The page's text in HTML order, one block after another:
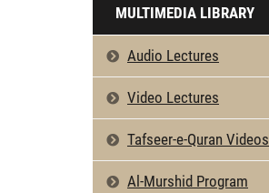
MULTIMEDIA LIBRARY
Audio Lectures
Video Lectures
Tafseer-e-Quran Videos
Al-Murshid Program